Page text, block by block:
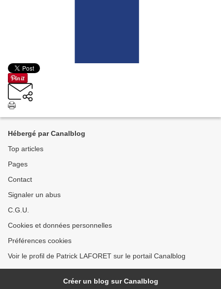
Hébergé par Canalblog
Top articles
Pages
Contact
Signaler un abus
C.G.U.
Cookies et données personnelles
Préférences cookies
Voir le profil de Patrick LAFORET sur le portail Canalblog
Créer un blog sur Canalblog